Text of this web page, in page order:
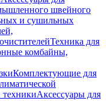
швейного
и сушильных
Техника для
комбайны,
Комплектующие для
техникиАксессуары для